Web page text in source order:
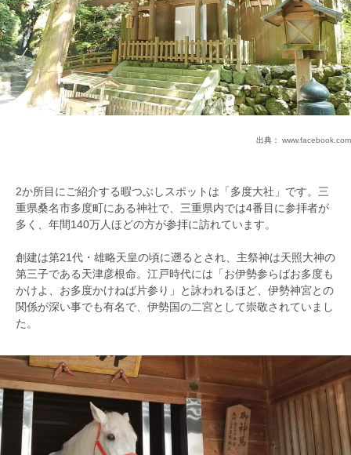
出典： www.facebook.com
2か所目にご紹介する暇つぶしスポットは「多度大社」です。三
重県桑名市多度町にある神社で、三重県内では4番目に参拝者が
多く、年間140万人ほどの方が参拝に訪れています。
創建は第21代・雄略天皇の頃に遡るとされ、主祭神は天照大神の
第三子である天津彦根命。江戸時代には「お伊勢参らばお多度も
かけよ、お多度かけねば片参り」と詠われるほど、伊勢神宮との
関係が深い事でも有名で、伊勢国の二宮として崇敬されていまし
た。